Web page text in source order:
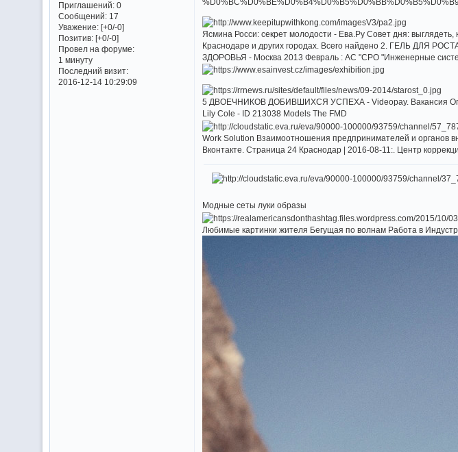
Приглашений:0
Сообщений:17
Уважение: [+0/-0]
Позитив: [+0/-0]
Провел на форуме:
1 минуту
Последний визит:
2016-12-14 10:29:09
Ясмина Росси: секрет молодости - Ева.Ру Совет дня:
Краснодаре и других городах. Всего найдено 2. ГЕЛЬ ДЛЯ
ЗДОРОВЬЯ - Москва 2013 Февраль : АС "СРО "Инженерные
5 ДВОЕЧНИКОВ ДОБИВШИХСЯ УСПЕХА - Videopay. Вакансия
Lily Cole - ID 213038 Models The FMD
Work Solution Взаимоотношения предпринимателей и органов
Вконтакте. Страница 24 Краснодар | 2016-08-11:. Центр
Модные сеты луки образы
Любимые картинки жителя Бегущая по волнам Работа в